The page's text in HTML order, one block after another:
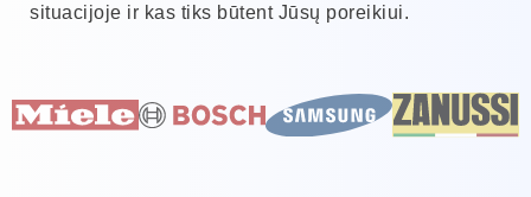
situacijoje ir kas tiks būtent Jūsų poreikiui.